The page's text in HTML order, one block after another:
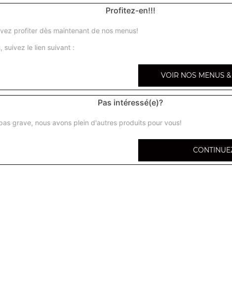
Ravioli porc, porc laqué
Profitez-en!!!
profiter dès maintenant de nos menus!
suivez le lien suivant :
VOIR NOS MENUS
Pas intéressé(e)?
grave, nous avons plein d'autres produits pour vous!